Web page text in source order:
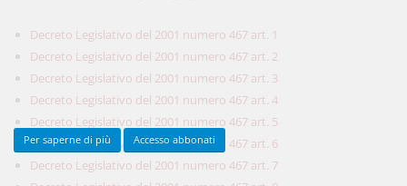
Decreto Legislativo del 2001 numero 467 art. 1
Decreto Legislativo del 2001 numero 467 art. 2
Decreto Legislativo del 2001 numero 467 art. 3
Decreto Legislativo del 2001 numero 467 art. 4
Decreto Legislativo del 2001 numero 467 art. 5
Decreto Legislativo del 2001 numero 467 art. 6
Decreto Legislativo del 2001 numero 467 art. 7
48,00 € MENSILI
Acquista ora
Per saperne di più Accesso abbonati